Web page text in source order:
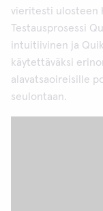
vieritesti ulosteen
Testausprosessi
intuitiivinen ja
käytettäväksi
alavatsaoireisille
seulontaan.